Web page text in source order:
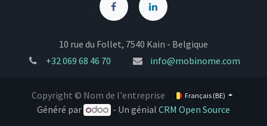
10 rue du Follet, 7540 Kain - Belgique
+32 069 68 46 70 info@mobinome.com
Copyright © Nom de l'entreprise Français (BE)
Généré par - Un génialCRM Open Source